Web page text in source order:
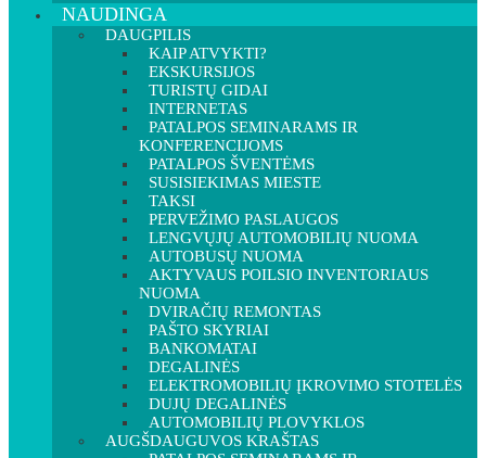
NAUDINGA
DAUGPILIS
KAIP ATVYKTI?
EKSKURSIJOS
TURISTŲ GIDAI
INTERNETAS
PATALPOS SEMINARAMS IR
KONFERENCIJOMS
PATALPOS ŠVENTĖMS
SUSISIEKIMAS MIESTE
TAKSI
PERVEŽIMO PASLAUGOS
LENGVŲJŲ AUTOMOBILIŲ NUOMA
AUTOBUSŲ NUOMA
AKTYVAUS POILSIO INVENTORIAUS
NUOMA
DVIRAČIŲ REMONTAS
PAŠTO SKYRIAI
BANKOMATAI
DEGALINĖS
ELEKTROMOBILIŲ ĮKROVIMO STOTELĖS
DUJŲ DEGALINĖS
AUTOMOBILIŲ PLOVYKLOS
AUGŠDAUGUVOS KRAŠTAS